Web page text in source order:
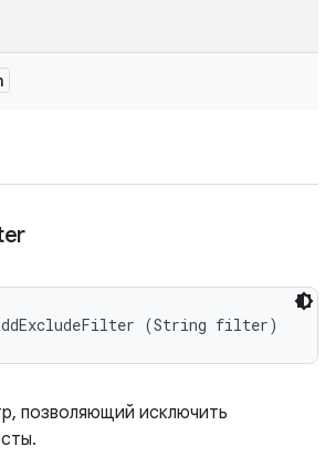
(String filter)
позволяющий исключить